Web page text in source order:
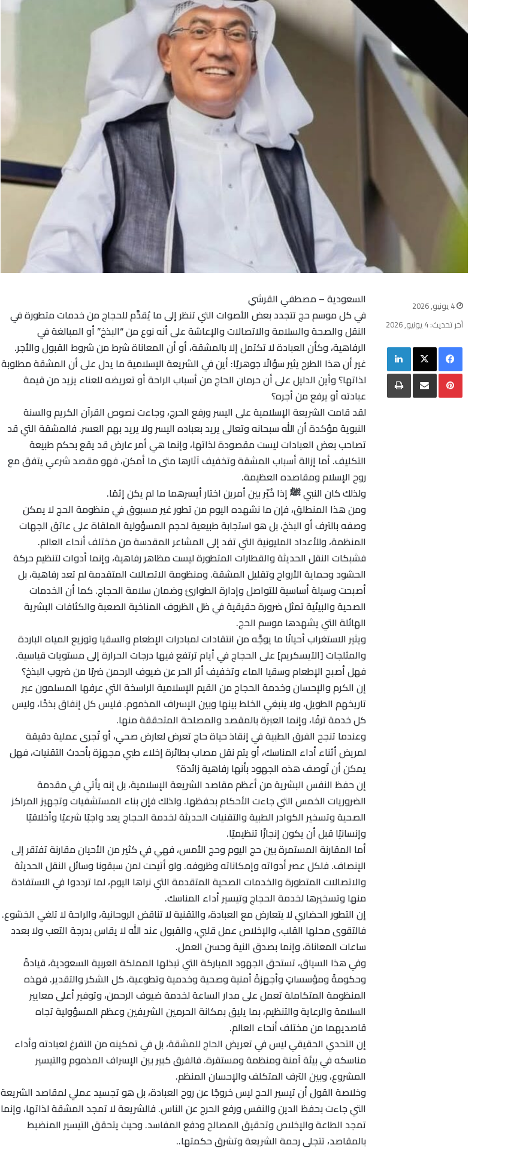
السعودية – مصطفي القرشي
في كل موسم حج تتجدد بعض الأصوات التي تنظر إلى ما يُقدَّم للحجاج من خدمات متطورة في
النقل والصحة والسلامة والاتصالات والإعاشة على أنه نوع من “البذخ” أو المبالغة في
الرفاهية، وكأن العبادة لا تكتمل إلا بالمشقة، أو أن المعاناة شرط من شروط القبول والأجر.
غير أن هذا الطرح يثير سؤالًا جوهريًا: أين في الشريعة الإسلامية ما يدل على أن المشقة مطلوبة
لذاتها؟ وأين الدليل على أن حرمان الحاج من أسباب الراحة أو تعريضه للعناء يزيد من قيمة
عبادته أو يرفع من أجره؟
لقد قامت الشريعة الإسلامية على اليسر ورفع الحرج، وجاءت نصوص القرآن الكريم والسنة
النبوية مؤكدة أن الله سبحانه وتعالى يريد بعباده اليسر ولا يريد بهم العسر. فالمشقة التي قد
تصاحب بعض العبادات ليست مقصودة لذاتها، وإنما هي أمر عارض قد يقع بحكم طبيعة
التكليف. أما إزالة أسباب المشقة وتخفيف آثارها متى ما أمكن، فهو مقصد شرعي يتفق مع
روح الإسلام ومقاصده العظيمة.
ولذلك كان النبي ﷺ إذا خُيّر بين أمرين اختار أيسرهما ما لم يكن إثمًا.
ومن هذا المنطلق، فإن ما نشهده اليوم من تطور غير مسبوق في منظومة الحج لا يمكن
وصفه بالترف أو البذخ، بل هو استجابة طبيعية لحجم المسؤولية الملقاة على عاتق الجهات
المنظمة، وللأعداد المليونية التي تفد إلى المشاعر المقدسة من مختلف أنحاء العالم.
فشبكات النقل الحديثة والقطارات المتطورة ليست مظاهر رفاهية، وإنما أدوات لتنظيم حركة
الحشود وحماية الأرواح وتقليل المشقة. ومنظومة الاتصالات المتقدمة لم تعد رفاهية، بل
أصبحت وسيلة أساسية للتواصل وإدارة الطوارئ وضمان سلامة الحجاج. كما أن الخدمات
الصحية والبيئية تمثل ضرورة حقيقية في ظل الظروف المناخية الصعبة والكثافات البشرية
الهائلة التي يشهدها موسم الحج.
ويثير الاستغراب أحيانًا ما يوجَّه من انتقادات لمبادرات الإطعام والسقيا وتوزيع المياه الباردة
والمثلجات [الآيسكريم] على الحجاج في أيام ترتفع فيها درجات الحرارة إلى مستويات قياسية.
فهل أصبح الإطعام وسقيا الماء وتخفيف أثر الحر عن ضيوف الرحمن ضربًا من ضروب البذخ؟
إن الكرم والإحسان وخدمة الحجاج من القيم الإسلامية الراسخة التي عرفها المسلمون عبر
تاريخهم الطويل، ولا ينبغي الخلط بينها وبين الإسراف المذموم. فليس كل إنفاق بذخًا، وليس
كل خدمة ترفًا، وإنما العبرة بالمقصد والمصلحة المتحققة منها.
وعندما تنجح الفرق الطبية في إنقاذ حياة حاج تعرض لعارض صحي، أو تُجرى عملية دقيقة
لمريض أثناء أداء المناسك، أو يتم نقل مصاب بطائرة إخلاء طبي مجهزة بأحدث التقنيات، فهل
يمكن أن تُوصف هذه الجهود بأنها رفاهية زائدة؟
إن حفظ النفس البشرية من أعظم مقاصد الشريعة الإسلامية، بل إنه يأتي في مقدمة
الضروريات الخمس التي جاءت الأحكام بحفظها. ولذلك فإن بناء المستشفيات وتجهيز المراكز
الصحية وتسخير الكوادر الطبية والتقنيات الحديثة لخدمة الحجاج يعد واجبًا شرعيًا وأخلاقيًا
وإنسانيًا قبل أن يكون إنجازًا تنظيميًا.
أما المقارنة المستمرة بين حج اليوم وحج الأمس، فهي في كثير من الأحيان مقارنة تفتقر إلى
الإنصاف. فلكل عصر أدواته وإمكاناته وظروفه. ولو أتيحت لمن سبقونا وسائل النقل الحديثة
والاتصالات المتطورة والخدمات الصحية المتقدمة التي نراها اليوم، لما ترددوا في الاستفادة
منها وتسخيرها لخدمة الحجاج وتيسير أداء المناسك.
إن التطور الحضاري لا يتعارض مع العبادة، والتقنية لا تناقض الروحانية، والراحة لا تلغي الخشوع.
فالتقوى محلها القلب، والإخلاص عمل قلبي، والقبول عند الله لا يقاس بدرجة التعب ولا بعدد
ساعات المعاناة، وإنما بصدق النية وحسن العمل.
وفي هذا السياق، تستحق الجهود المباركة التي تبذلها المملكة العربية السعودية، قيادةً
وحكومةً ومؤسساتٍ وأجهزةً أمنية وصحية وخدمية وتطوعية، كل الشكر والتقدير. فهذه
المنظومة المتكاملة تعمل على مدار الساعة لخدمة ضيوف الرحمن، وتوفير أعلى معايير
السلامة والرعاية والتنظيم، بما يليق بمكانة الحرمين الشريفين وعظم المسؤولية تجاه
قاصديهما من مختلف أنحاء العالم.
إن التحدي الحقيقي ليس في تعريض الحاج للمشقة، بل في تمكينه من التفرغ لعبادته وأداء
مناسكه في بيئة آمنة ومنظمة ومستقرة. فالفرق كبير بين الإسراف المذموم والتيسير
المشروع، وبين الترف المتكلف والإحسان المنظم.
وخلاصة القول أن تيسير الحج ليس خروجًا عن روح العبادة، بل هو تجسيد عملي لمقاصد الشريعة
التي جاءت بحفظ الدين والنفس ورفع الحرج عن الناس. فالشريعة لا تمجد المشقة لذاتها، وإنما
تمجد الطاعة والإخلاص وتحقيق المصالح ودفع المفاسد. وحيث يتحقق التيسير المنضبط
بالمقاصد، تتجلى رحمة الشريعة وتشرق حكمتها..
4 يونيو, 2026
آخر تحديث: 4 يونيو, 2026
فيسبوك‫X
لينكدإن
بينتيريستمشاركة عبر البريد طباعة